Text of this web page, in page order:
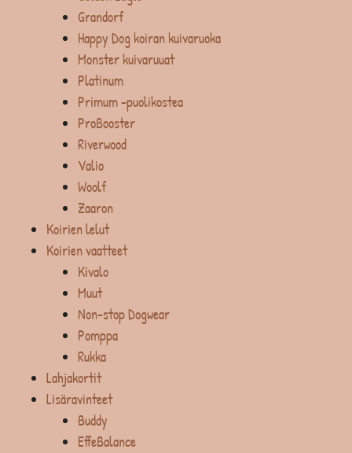
Grandorf
Happy Dog koiran kuivaruoka
Monster kuivaruuat
Platinum
Primum -puolikostea
ProBooster
Riverwood
Valio
Woolf
Zaaron
Koirien lelut
Koirien vaatteet
Kivalo
Muut
Non-stop Dogwear
Pomppa
Rukka
Lahjakortit
Lisäravinteet
Buddy
EffeBalance